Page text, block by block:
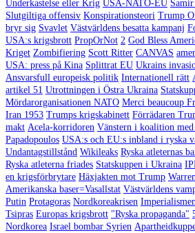
Underkastelse eller Krig USA-NATO-EU
Slutgiltiga offensiv Konspirationsteori Trump
bryr sig Svavlet Västvärldens besatta kampanj
USA:s krigsbrott PropOrNot 2 God Bless
Kriget Zombifiering Scott Ritter CANVAS
USA: press på Kina Splittrat EU Ukrains
Ansvarsfull europeisk politik Internationell rätt
artikel 51 Utrottningen i Östra Ukraina
Mördarorganisationen NATO Merci beaucoup
Iran 1953 Trumps krigskabinett Förrädaren
makt Acela-korridoren Vänstern i koalition med
Papadopoulos USA:s och EU:s inbland i ryska
Undantagstillstånd Wikileaks Ryska atleternas
Ryska atleterna friades Statskuppen i Ukraina
en krigsförbrytare Häxjakten mot Trump
Amerikanska baser=Vasallstat Västvärldens
Putin Protagoras Nordkoreakrisen
Tsipras Europas krigsbrott "Ryska propaganda"
Nordkorea Israel bombar Syrien